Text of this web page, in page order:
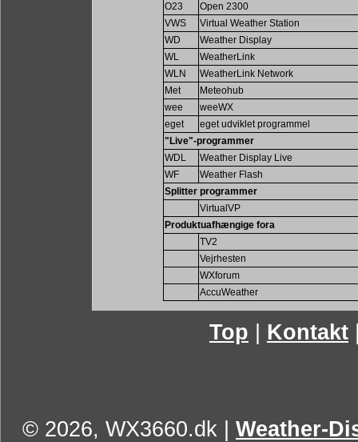
O23
Open 2300
VWS
Virtual Weather Station
WD
Weather Display
WL
WeatherLink
WLN
WeatherLink Network
Met
Meteohub
wee
weeWX
eget
eget udviklet programmel
"Live"-programmer
WDL
Weather Display Live
WF
Weather Flash
Splitter programmer
VirtualVP
Produktuafhængige fora
TV2
Vejrhesten
WXforum
AccuWeather
Top Kontakt
© 2026, WX3660.dk
Weather-